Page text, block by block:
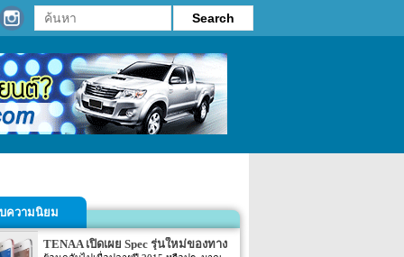
ความนิยม
TENAA เปิดเผย Spec รุ่นใหม่ของทาง